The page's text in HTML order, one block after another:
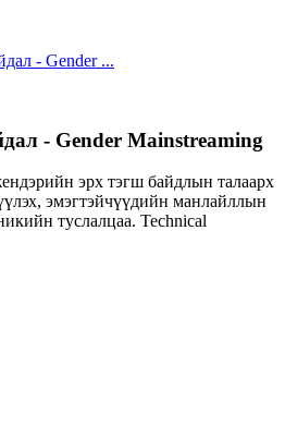
- Gender ...
- Gender Mainstreaming
эрх тэгш байдлын талаарх
эмэгтэйчүүдийн манлайллын
туслалцаа. Technical